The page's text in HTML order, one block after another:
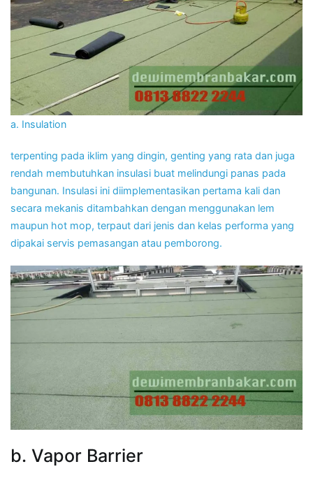
a. Insulation
terpenting pada iklim yang dingin, genting yang rata dan juga
rendah membutuhkan insulasi buat melindungi panas pada
bangunan. Insulasi ini diimplementasikan pertama kali dan
secara mekanis ditambahkan dengan menggunakan lem
maupun hot mop, terpaut dari jenis dan kelas performa yang
dipakai servis pemasangan atau pemborong.
b. Vapor Barrier